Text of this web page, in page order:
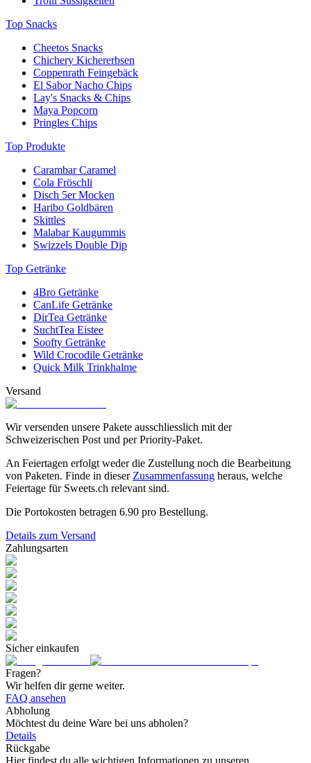
Top Snacks
Cheetos Snacks
Chichery Kichererbsen
Coppenrath Feingebäck
El Sabor Nacho Chips
Lay's Snacks & Chips
Maya Popcorn
Pringles Chips
Top Produkte
Carambar Caramel
Cola Fröschli
Disch 5er Mocken
Haribo Goldbären
Skittles
Malabar Kaugummis
Swizzels Double Dip
Top Getränke
4Bro Getränke
CanLife Getränke
DirTea Getränke
SuchtTea Eistee
Soofty Getränke
Wild Crocodile Getränke
Quick Milk Trinkhalme
Versand
Wir versenden unsere Pakete ausschliesslich mit der
Schweizerischen Post und per Priority-Paket.
An Feiertagen erfolgt weder die Zustellung noch die Bearbeitung
von Paketen. Finde in dieser Zusammenfassung heraus, welche
Feiertage für Sweets.ch relevant sind.
Die Portokosten betragen 6.90 pro Bestellung.
Details zum Versand
Zahlungsarten
Sicher einkaufen
Fragen?
Wir helfen dir gerne weiter.
FAQ ansehen
Abholung
Möchtest du deine Ware bei uns abholen?
Details
Rückgabe
Hier findest du alle wichtigen Informationen zu unseren